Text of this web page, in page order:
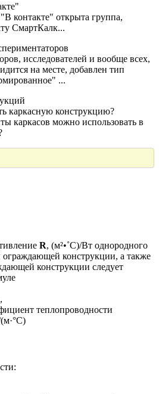
контакте" открыта группа,
СмартКалк...
исследователей и вообще всех,
на месте, добавлен тип
...
каркасную конструкцию?
каркасов можно использовать в
R, (м²•˚С)/Вт однородного
ограждающей конструкции, а также
конструкции следует
теплопроводности